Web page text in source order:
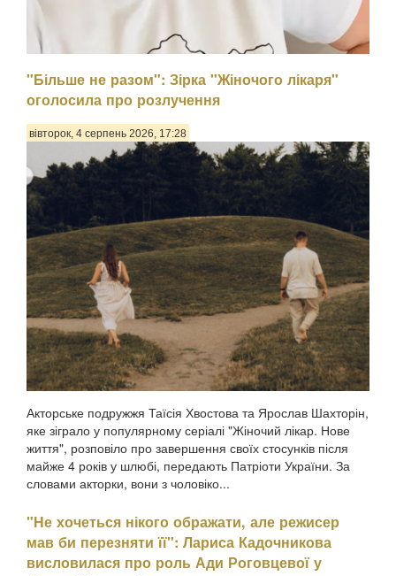
Психологиня Наталія Холоденко зізналася, що в
минулому зраджувала партнера, назвавши це помстою за
пережите у стосунках, а також заявила, що вдавалася до
фізичного насильства щодо чоловікаПро це Холоденко
розповіла в InstaStories, де відповідала на зап...
"Більше не разом": Зірка "Жіночого лікаря"
оголосила про розлучення
вівторок, 4 серпень 2026, 17:28
Акторське подружжя Таїсія Хвостова та Ярослав Шахторін,
яке зіграло у популярному серіалі "Жіночий лікар. Нове
життя", розповіло про завершення своїх стосунків після
майже 4 років у шлюбі, передають Патріоти України. За
словами акторки, вони з чоловіко...
"Не хочеться нікого ображати, але режисер
мав би перезняти її": Лариса Кадочникова
висловилася про роль Ади Роговцевої у